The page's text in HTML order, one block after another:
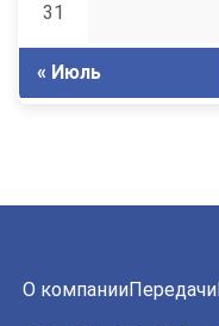
31
« Июль
О компанииПередачи